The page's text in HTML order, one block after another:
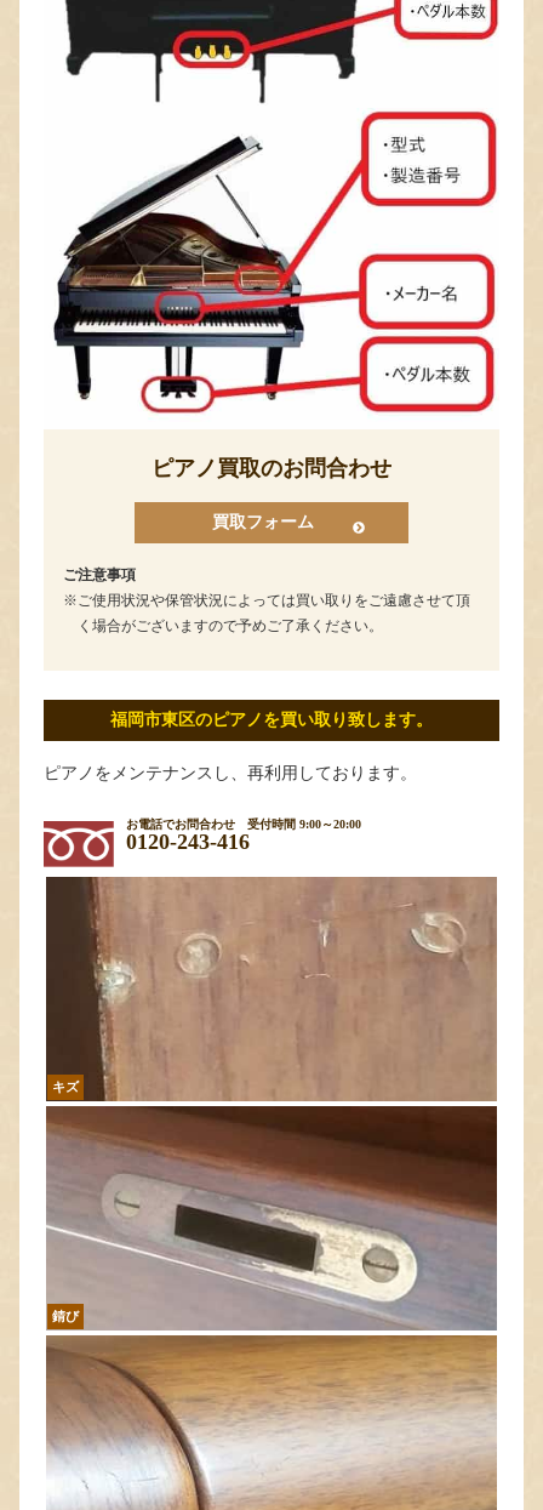
ピアノ買取のお問合わせ
買取フォーム
ご注意事項
ご使用状況や保管状況によっては買い取りをご遠慮させて頂
く場合がございますので予めご了承ください。
福岡市東区のピアノを買い取り致します。
ピアノをメンテナンスし、再利用しております。
お電話でお問合わせ 受付時間 9:00～20:00
0120-243-416
キズ
錆び